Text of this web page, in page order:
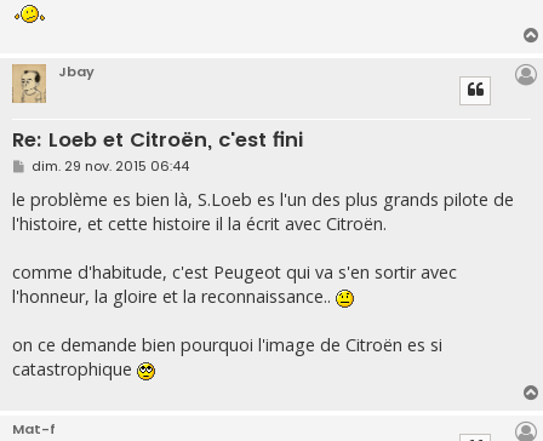
Jbay
Re: Loeb et Citroën, c'est fini
M
s
s
a
dim. 29 nov. 2015 06:44
le problème es bien là, S.Loeb es l'un des plus grands pilote de
l'histoire, et cette histoire il la écrit avec Citroën.
comme d'habitude, c'est Peugeot qui va s'en sortir avec
l'honneur, la gloire et la reconnaissance..
on ce demande bien pourquoi l'image de Citroën es si
catastrophique
Mat-f